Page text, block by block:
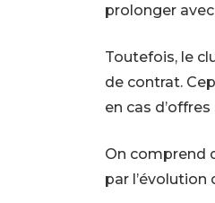
prolonger
Toutefois, le
de contrat.
en cas
On comprend
par l’évolution